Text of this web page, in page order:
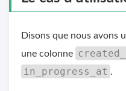
Disons que nous avons
une colonne
in_progress_at .